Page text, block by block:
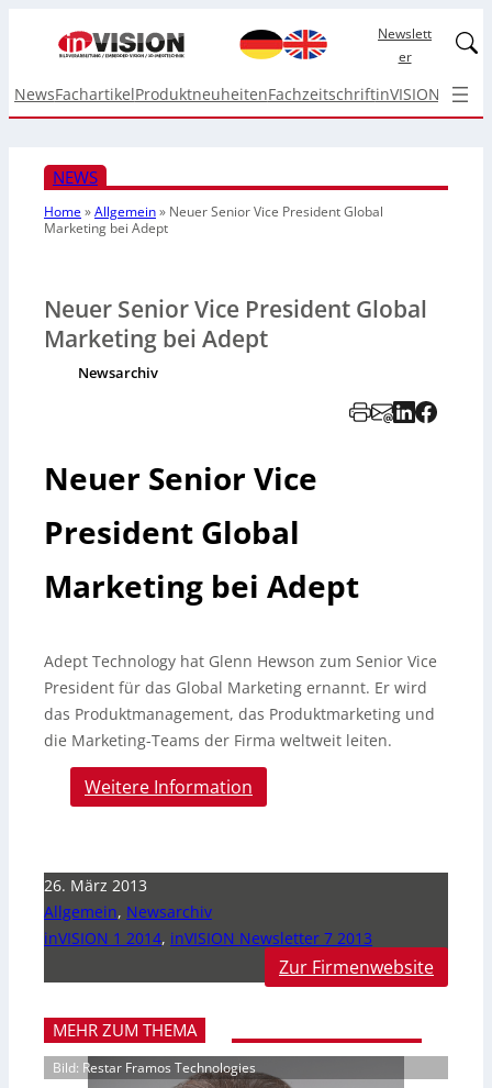
Newslett
er
NewsFachartikelProduktneuheitenFachzeitschriftinVISION Top
NEWS
Home»Allgemein» Neuer Senior Vice President Global
Marketing bei Adept
Neuer Senior Vice President Global
Marketing bei Adept
Newsarchiv
Neuer Senior Vice
President Global
Marketing bei Adept
Adept Technology hat Glenn Hewson zum Senior Vice
President für das Global Marketing ernannt. Er wird
das Produktmanagement, das Produktmarketing und
die Marketing-Teams der Firma weltweit leiten.
Weitere Information
26. März 2013
Allgemein, Newsarchiv
inVISION 1 2014, inVISION Newsletter 7 2013
Zur Firmenwebsite
MEHR ZUM THEMA
Bild: Restar Framos Technologies